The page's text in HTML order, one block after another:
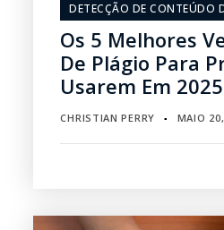
DETECÇÃO DE CONTEÚDO
Os 5 Melhores
De Plágio Para
Usarem Em 2025
CHRISTIAN PERRY ▪ MAIO